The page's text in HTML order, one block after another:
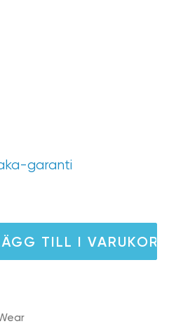
garanti
TILL I VARUKORG